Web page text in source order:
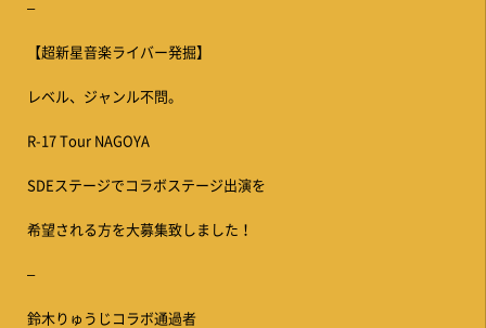
–
【超新星音楽ライバー発掘】
レベル、ジャンル不問。
R-17 Tour NAGOYA
SDEステージでコラボステージ出演を
希望される方を大募集致しました！
–
鈴木りゅうじコラボ通過者